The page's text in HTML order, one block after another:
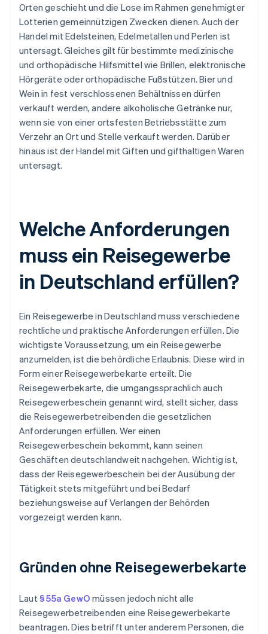
Orten geschieht und die Lose im Rahmen genehmigter
Lotterien gemeinnützigen Zwecken dienen. Auch der
Handel mit Edelsteinen, Edelmetallen und Perlen ist
untersagt. Gleiches gilt für bestimmte medizinische
und orthopädische Hilfsmittel wie Brillen, elektronische
Hörgeräte oder orthopädische Fußstützen. Bier und
Wein in fest verschlossenen Behältnissen dürfen
verkauft werden, andere alkoholische Getränke nur,
wenn sie von einer ortsfesten Betriebsstätte zum
Verzehr an Ort und Stelle verkauft werden. Darüber
hinaus ist der Handel mit Giften und gifthaltigen Waren
untersagt.
Welche Anforderungen
muss ein Reisegewerbe
in Deutschland erfüllen?
Ein Reisegewerbe in Deutschland muss verschiedene
rechtliche und praktische Anforderungen erfüllen. Die
wichtigste Voraussetzung, um ein Reisegewerbe
anzumelden, ist die behördliche Erlaubnis. Diese wird in
Form einer Reisegewerbekarte erteilt. Die
Reisegewerbekarte, die umgangssprachlich auch
Reisegewerbeschein genannt wird, stellt sicher, dass
die Reisegewerbetreibenden die gesetzlichen
Anforderungen erfüllen. Wer einen
Reisegewerbeschein bekommt, kann seinen
Geschäften deutschlandweit nachgehen. Wichtig ist,
dass der Reisegewerbeschein bei der Ausübung der
Tätigkeit stets mitgeführt und bei Bedarf
beziehungsweise auf Verlangen der Behörden
vorgezeigt werden kann.
Gründen ohne Reisegewerbekarte
Laut§ 55a GewO müssen jedoch nicht alle
Reisegewerbetreibenden eine Reisegewerbekarte
beantragen. Dies betrifft unter anderem Personen, die